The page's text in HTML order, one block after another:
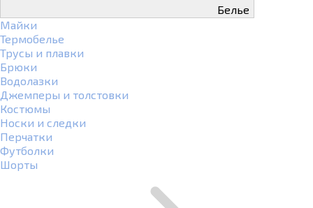
Белье
Майки
Термобелье
Трусы и плавки
Брюки
Водолазки
Джемперы и толстовки
Костюмы
Носки и следки
Перчатки
Футболки
Шорты